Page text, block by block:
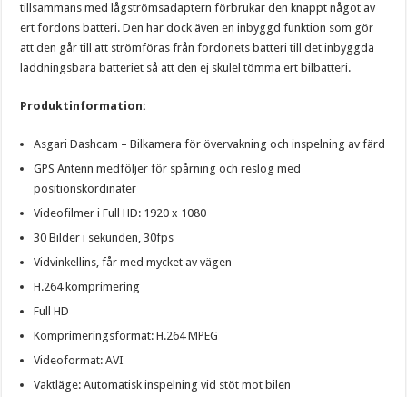
tillsammans med lågströmsadaptern förbrukar den knappt något av
ert fordons batteri. Den har dock även en inbyggd funktion som gör
att den går till att strömföras från fordonets batteri till det inbyggda
laddningsbara batteriet så att den ej skulel tömma ert bilbatteri.
Produktinformation:
Asgari Dashcam – Bilkamera för övervakning och inspelning av färd
GPS Antenn medföljer för spårning och reslog med
positionskordinater
Videofilmer i Full HD: 1920 x 1080
30 Bilder i sekunden, 30fps
Vidvinkellins, får med mycket av vägen
H.264 komprimering
Full HD
Komprimeringsformat: H.264 MPEG
Videoformat: AVI
Vaktläge: Automatisk inspelning vid stöt mot bilen